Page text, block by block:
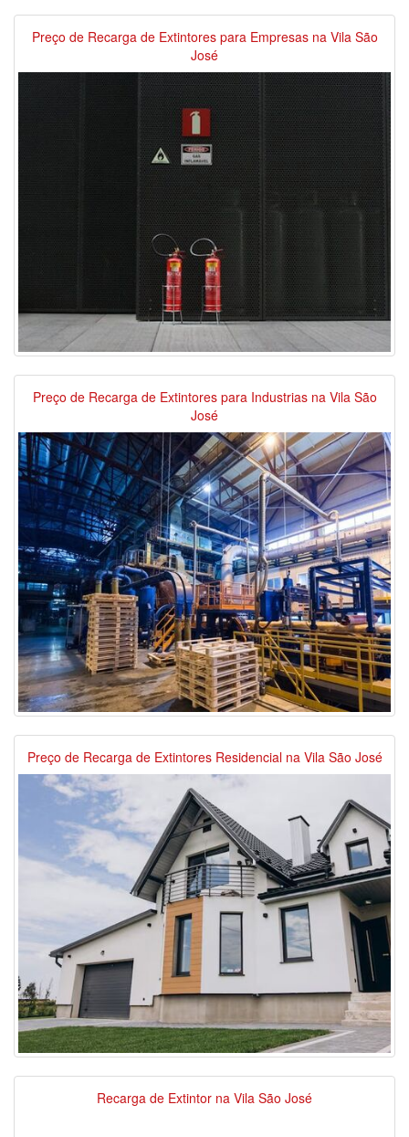
Preço de Recarga de Extintores para Empresas na Vila São
José
Preço de Recarga de Extintores para Industrias na Vila São
José
Preço de Recarga de Extintores Residencial na Vila São José
Recarga de Extintor na Vila São José